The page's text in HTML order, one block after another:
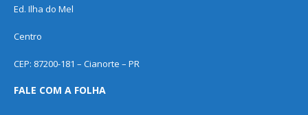
Ed. Ilha do Mel
Centro
CEP: 87200-181 – Cianorte – PR
FALE COM A FOLHA